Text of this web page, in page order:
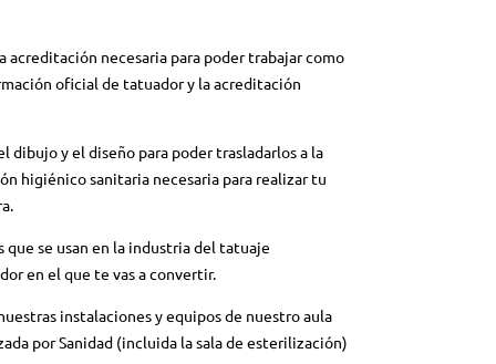
acreditación necesaria para poder trabajar como
oficial de tatuador y la acreditación
dibujo y el diseño para poder trasladarlos a la
higiénico sanitaria necesaria para realizar tu
que se usan en la industria del tatuaje
en el que te vas a convertir.
instalaciones y equipos de nuestro aula
por Sanidad (incluida la sala de esterilización)